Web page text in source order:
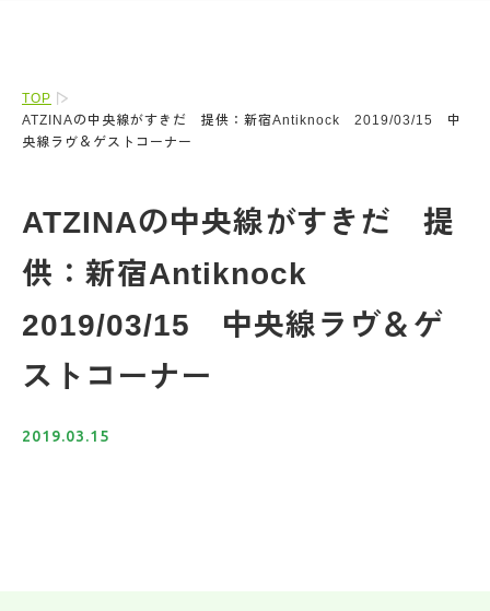
TOP
ATZINAの中央線がすきだ 提供：新宿Antiknock 2019/03/15 中
央線ラヴ＆ゲストコーナー
ATZINAの中央線がすきだ 提
供：新宿Antiknock
2019/03/15 中央線ラヴ＆ゲ
ストコーナー
2019.03.15